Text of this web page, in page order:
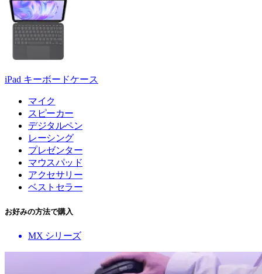
iPad キーボードケース
マイク
スピーカー
デジタルペン
レーシング
プレゼンター
マウスパッド
アクセサリー
ベストセラー
お好みの方法で購入
MX シリーズ